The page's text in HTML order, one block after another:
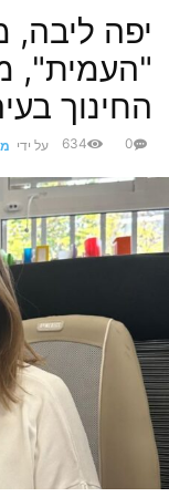
יפה
"העמית",
החינוך
על ידי 0
634